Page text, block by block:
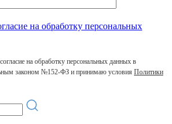
на обработку персональных
на обработку персональных данных в
законом №152-ФЗ и принимаю условия Политики